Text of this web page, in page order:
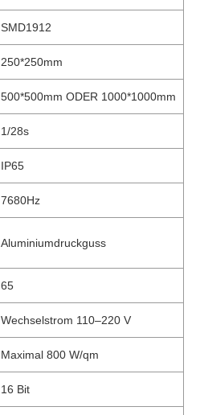
SMD1912
250*250mm
500*500mm ODER 1000*1000mm
1/28s
IP65
7680Hz
Aluminiumdruckguss
65
Wechselstrom 110–220 V
Maximal 800 W/qm
16 Bit